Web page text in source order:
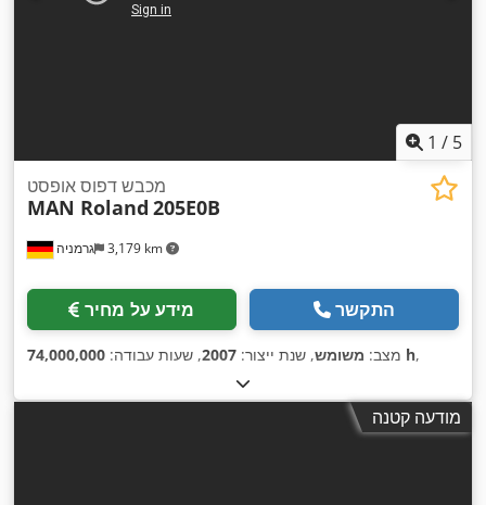
1 / 5
גרמניה 3,179 km
מכבש דפוס אופסט
MAN Roland 205E0B
מידע על מחיר התקשר
מצב: משומש, שנת ייצור: 2007, שעות עבודה: 74,000,000 h,
מודעה קטנה